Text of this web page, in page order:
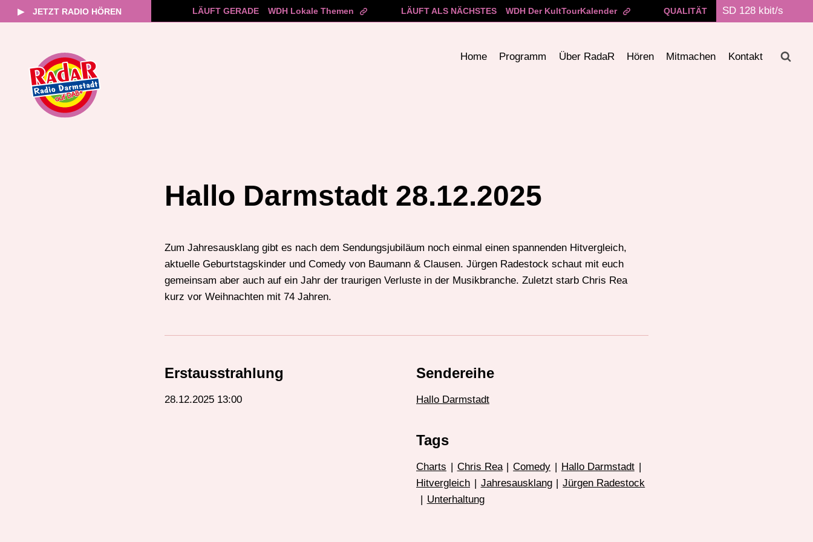
▶ JETZT RADIO HÖREN LÄUFT GERADE WDH Lokale Themen LÄUFT ALS NÄCHSTES WDH Der KultTourKalender QUALITÄT
Home Programm Über RadaR Hören Mitmachen Kontakt
Hallo Darmstadt 28.12.2025
Zum Jahresausklang gibt es nach dem Sendungsjubiläum noch einmal einen spannenden Hitvergleich,
aktuelle Geburtstagskinder und Comedy von Baumann & Clausen. Jürgen Radestock schaut mit euch
gemeinsam aber auch auf ein Jahr der traurigen Verluste in der Musikbranche. Zuletzt starb Chris Rea
kurz vor Weihnachten mit 74 Jahren.
Erstausstrahlung
28.12.2025 13:00
Sendereihe
Hallo Darmstadt
Tags
Charts Chris Rea Comedy Hallo Darmstadt
Hitvergleich
Jahresausklang
Jürgen Radestock
Unterhaltung